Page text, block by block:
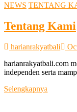
NEWS TENTANG
Tentang Kami
harianrakyatbali
harianrakyatbali.com
independen serta
Selengkapnya